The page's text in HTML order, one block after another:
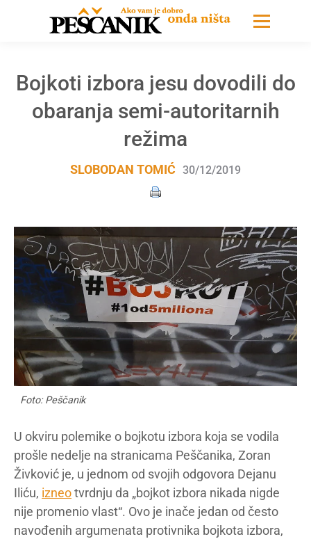
Bojkoti izbora jesu dovodili do
obaranja semi-autoritarnih
režima
SLOBODAN TOMIĆ 30/12/2019
Foto: Peščanik
U okviru polemike o bojkotu izbora koja se vodila
prošle nedelje na stranicama Peščanika, Zoran
Živković je, u jednom od svojih odgovora Dejanu
Iliću, izneotvrdnju da „bojkot izbora nikada nigde
nije promenio vlast“. Ovo je inače jedan od često
navođenih argumenata protivnika bojkota izbora,